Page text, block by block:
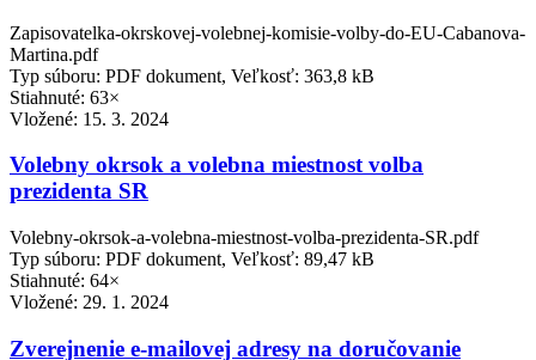
Zapisovatelka-okrskovej-volebnej-komisie-volby-do-EU-Cabanova-
Martina.pdf
Typ súboru: PDF dokument, Veľkosť: 363,8 kB
Stiahnuté: 63×
Vložené: 15. 3. 2024
Volebny okrsok a volebna miestnost volba
prezidenta SR
Volebny-okrsok-a-volebna-miestnost-volba-prezidenta-SR.pdf
Typ súboru: PDF dokument, Veľkosť: 89,47 kB
Stiahnuté: 64×
Vložené: 29. 1. 2024
Zverejnenie e-mailovej adresy na doručovanie